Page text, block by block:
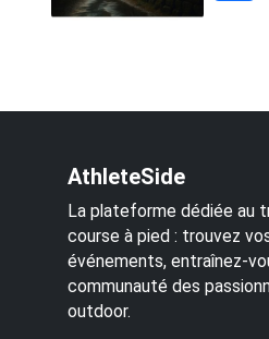
AthleteSide
La plateforme dédiée au
course à pied : trouvez
événements, entraînez-
communauté des
outdoor.